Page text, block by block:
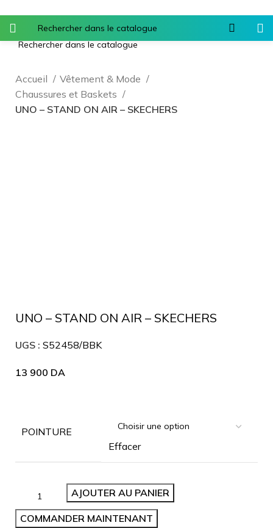
Accueil
Vêtement & Mode
Chaussures et Baskets
UNO – STAND ON AIR – SKECHERS
UNO – STAND ON AIR – SKECHERS
UGS : S52458/BBK
13 900 DA
POINTURE
Effacer
AJOUTER AU PANIER
COMMANDER MAINTENANT